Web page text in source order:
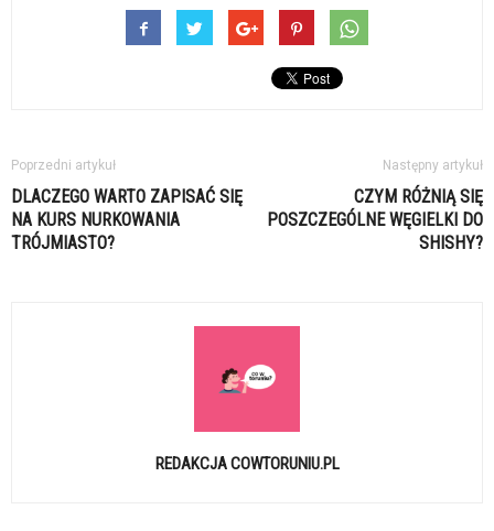
Poprzedni artykuł
DLACZEGO WARTO ZAPISAĆ SIĘ
NA KURS NURKOWANIA
TRÓJMIASTO?
Następny artykuł
CZYM RÓŻNIĄ SIĘ
POSZCZEGÓLNE WĘGIELKI DO
SHISHY?
REDAKCJA COWTORUNIU.PL